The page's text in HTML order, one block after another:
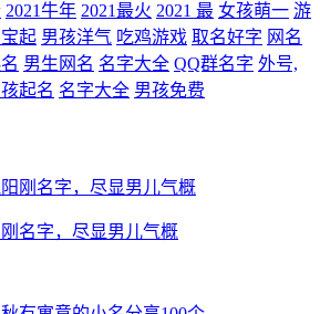
2021牛年 2021最火 2021 最 女孩萌一 游
起 男孩洋气 吃鸡游戏 取名好字 网名
男生网名 名字大全 QQ群名字 外号,
起名 名字大全 男孩免费
名字，尽显男儿气概